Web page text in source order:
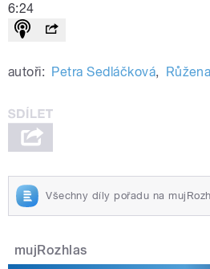
6:24
autoři: Petra Sedláčková,
Všechny díly pořadu na
mujRozhlas